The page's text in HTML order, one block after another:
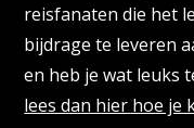
reisfanaten die het
bijdrage te leveren
en heb je wat leuks
lees dan hier hoe je